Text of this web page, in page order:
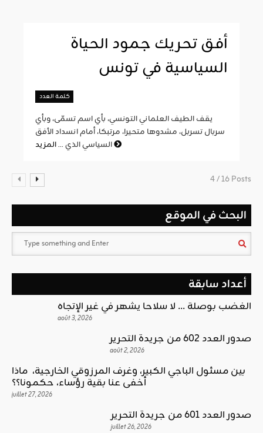
أفق تحريك جمود الحياة
السياسية في تونس
كلمة العدد
يقف الطيف العلماني التونسي، بأي اسم تسمّى، وبأي
سربال تسربل، مشدوها متحيرا، مرتبكا، أمام انسداد الأفق
السياسي الذي ...
4 / 16 Posts
البحث في الموقع
أعداد سابقة
الغضب بوصلة … لا سلاحا يشهر في غير الإتجاه
août 3, 2026
صدور العدد 602 من جريدة التحرير
août 2, 2026
بين مسئول الباجي الكبير، وغرف المرزوقي الخارجية، ماذا
أخفى عنا بقية رؤساء، حكمونا؟؟
juillet 27, 2026
صدور العدد 601 من جريدة التحرير
juillet 26, 2026